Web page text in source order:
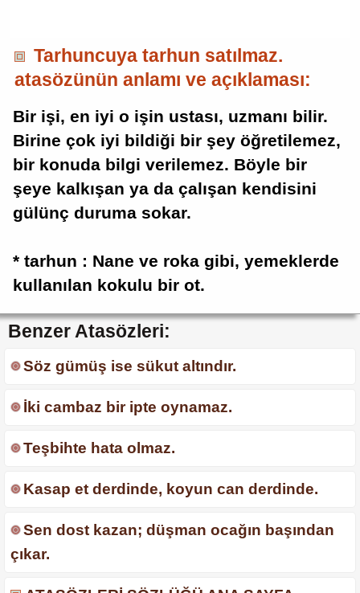
Tarhuncuya tarhun satılmaz.
atasözünün anlamı ve açıklaması:
Bir işi, en iyi o işin ustası, uzmanı bilir.
Birine çok iyi bildiği bir şey öğretilemez,
bir konuda bilgi verilemez. Böyle bir
şeye kalkışan ya da çalışan kendisini
gülünç duruma sokar.
* tarhun : Nane ve roka gibi, yemeklerde
kullanılan kokulu bir ot.
Benzer Atasözleri:
Söz gümüş ise sükut altındır.
İki cambaz bir ipte oynamaz.
Teşbihte hata olmaz.
Kasap et derdinde, koyun can derdinde.
Sen dost kazan; düşman ocağın başından
çıkar.